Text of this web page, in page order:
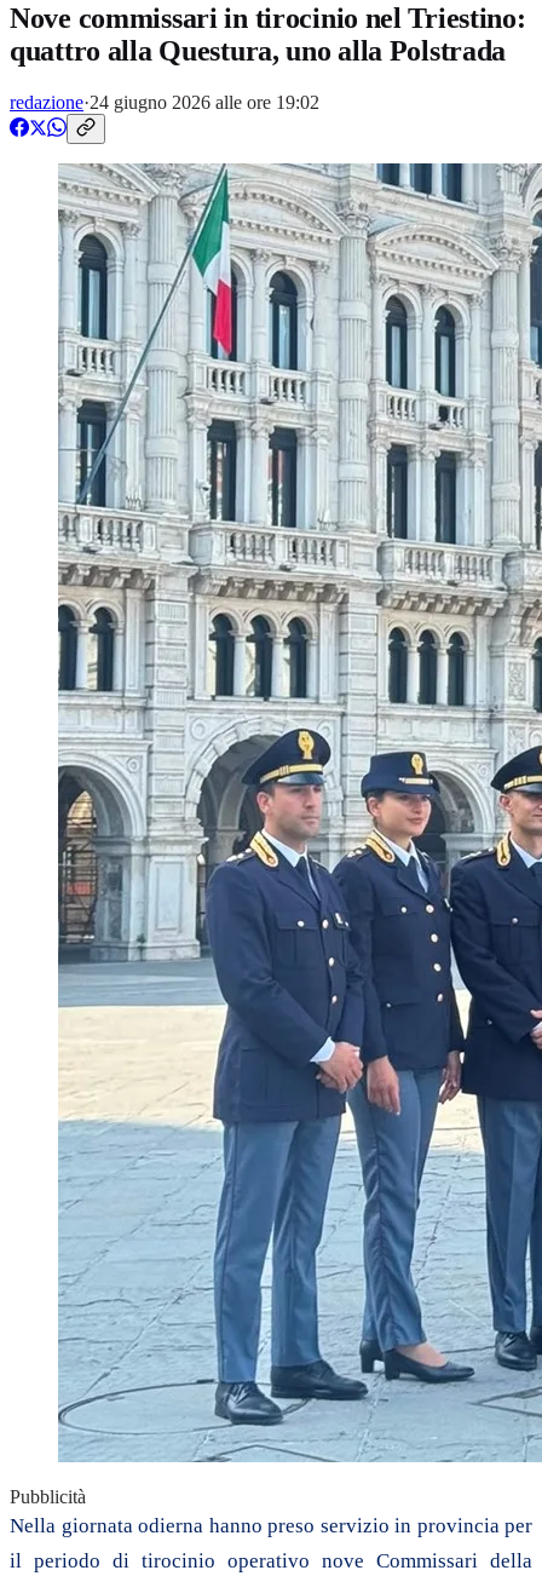
Nove commissari in tirocinio nel Triestino:
quattro alla Questura, uno alla Polstrada
redazione·24 giugno 2026 alle ore 19:02
Pubblicità
Nella giornata odierna hanno preso servizio in provincia per
il periodo di tirocinio operativo nove Commissari della